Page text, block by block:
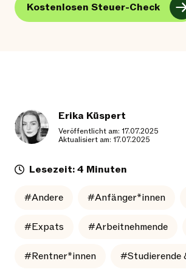
Kostenlosen Steuer-Check
Erika Küspert
Veröffentlicht am: 17.07.2025
Aktualisiert am: 17.07.2025
Lesezeit: 4 Minuten
#Andere #Anfänger*innen
#Expats #Arbeitnehmende
#Rentner*innen #Studierende